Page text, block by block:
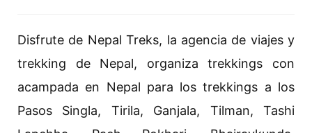
Disfrute de Nepal Treks, la agencia de viajes y
trekking de Nepal, organiza trekkings con
acampada en Nepal para los trekkings a los
Pasos Singla, Tirila, Ganjala, Tilman, Tashi